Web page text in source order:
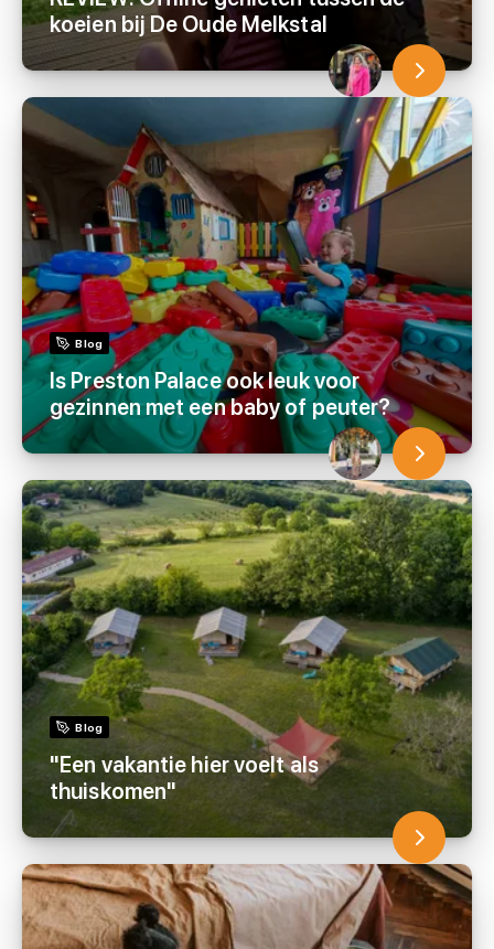
koeien bij De Oude Melkstal
Blog
Is Preston Palace ook leuk voor
gezinnen met een baby of peuter?
Blog
"Een vakantie hier voelt als
thuiskomen"